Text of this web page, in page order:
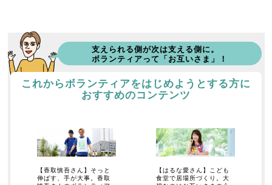
支えられる側が次は支える側に。
ボランティアって「お互いさま」！
これからボランティアをはじめようとする方に
おすすめのコンテンツ
【香取慎吾さん】そっと
伸ばす、手が大事。香取
【はるな愛さん】こども
食堂で居場所づくり。大